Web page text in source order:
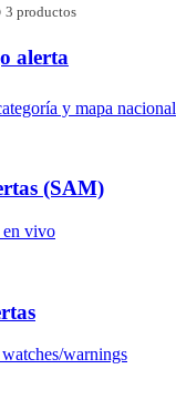
3 productos
alerta
y mapa nacional
(SAM)
en vivo
warnings